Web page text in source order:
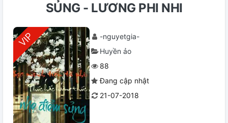
SỦNG - LƯƠNG PHI NHI
-nguyetgia-
Huyền ảo
88
Đang cập nhật
21-07-2018